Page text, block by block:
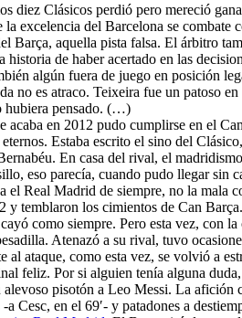
diez Clásicos perdió pero mereció
excelencia del Barcelona se
Barça, aquella pista falsa. El árbitro
de haber acertado en las
algún fuera de juego en posición
no es atraco. Teixeira fue un patoso
hubiera pensado. (…)
acaba en 2012 pudo cumplirse en el
Estaba escrito el sino del
En casa del rival, el
eso parecía, cuando pudo llegar sin
Real Madrid de siempre, no la mala
temblaron los cimientos de Can
como siempre. Pero esta vez, con
Atenazó a su rival, tuvo
ataque, como esta vez, se volvió a
feliz. Por si alguien tenía alguna
pisotón a Leo Messi. La
Cesc, en el 69′- y patadones a